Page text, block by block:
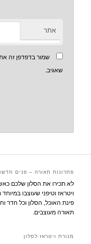
אתר
שמור בדפדפן זה
שאגיב.
פתרונות תאורה – פנים
לא תכירו את הסלון שלכם
ויטראז וטיפני שעוצבו
פינת האוכל, הסלון וכל חדר
תאורה מעוצבים.
מנורת ויטראז לסלון